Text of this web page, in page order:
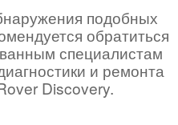
подобных
обратиться
специалистам
и ремонта
Discovery.